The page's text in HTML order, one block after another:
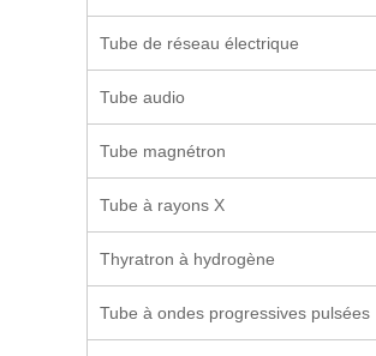
Tube de réseau électrique
Tube audio
Tube magnétron
Tube à rayons X
Thyratron à hydrogène
Tube à ondes progressives pulsées